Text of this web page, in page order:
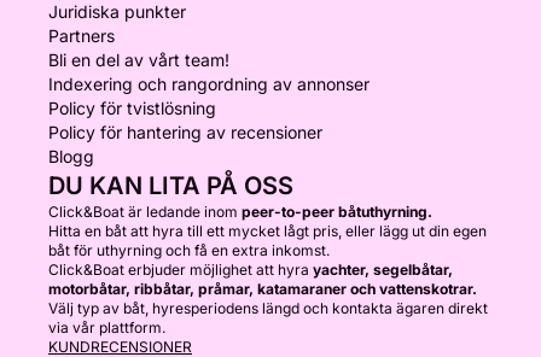
Juridiska punkter
Partners
Bli en del av vårt team!
Indexering och rangordning av annonser
Policy för tvistlösning
Policy för hantering av recensioner
Blogg
DU KAN LITA PÅ OSS
Click&Boat är ledande inom peer-to-peer båtuthyrning.
Hitta en båt att hyra till ett mycket lågt pris, eller lägg ut din egen
båt för uthyrning och få en extra inkomst.
Click&Boat erbjuder möjlighet att hyra yachter, segelbåtar,
motorbåtar, ribbåtar, pråmar, katamaraner och vattenskotrar.
Välj typ av båt, hyresperiodens längd och kontakta ägaren direkt
via vår plattform.
KUNDRECENSIONER